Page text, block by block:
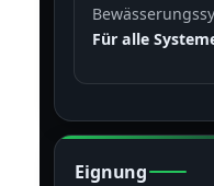
Für alle
Eignung